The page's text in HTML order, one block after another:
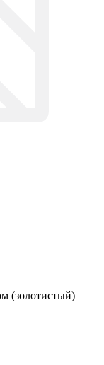
(золотистый)